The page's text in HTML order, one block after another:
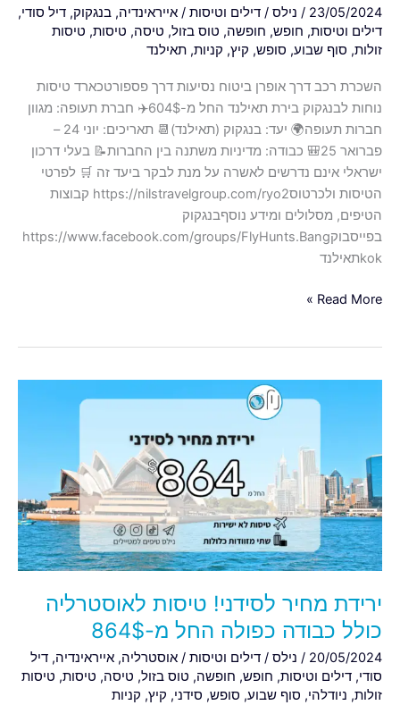
23/05/2024
/ נילס/דילים וטיסות/אייראינדיה,בנגקוק,דיל סודי,
דילים וטיסות,חופש,חופשה,טוס בזול,טיסה,טיסות,טיסות
זולות,סוף שבוע,סופש,קיץ,קניות,תאילנד
השכרת רכב דרך אופרן ביטוח נסיעות דרך פספורטכארד טיסות
נוחות לבנגקוק בירת תאילנד החל מ-604$✈️ חברת תעופה: מגוון
חברות תעופה🌍 יעד: בנגקוק (תאילנד)📆 תאריכים: יוני 24 –
פברואר 25🎒 כבודה: מדיניות משתנה בין החברות📝 בעלי דרכון
ישראלי אינם נדרשים לאשרה על מנת לבקר ביעד זה 🛒 לפרטי
הטיסות ולכרטוסhttps://nilstravelgroup.com/ryo2 קבוצות
הטיפים, מסלולים ומידע נוסףבנגקוק
בפייסבוקhttps://www.facebook.com/groups/FlyHunts.Bang
kokתאילנד
Read More »
ירידת מחיר לסידני! טיסות לאוסטרליה
כולל כבודה כפולה החל מ-864$
20/05/2024
/ נילס/דילים וטיסות/אוסטרליה,אייראינדיה,דיל
סודי,דילים וטיסות,חופש,חופשה,טוס בזול,טיסה,טיסות,טיסות
זולות,ניודלהי,סוף שבוע,סופש,סידני,קיץ,קניות
טיסות
לאוסטרליה
כולל
כבודה
כפולה
החל